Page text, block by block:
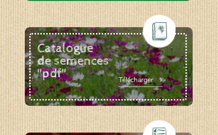
Catalogue
de semences
"pdf"
Télécharger